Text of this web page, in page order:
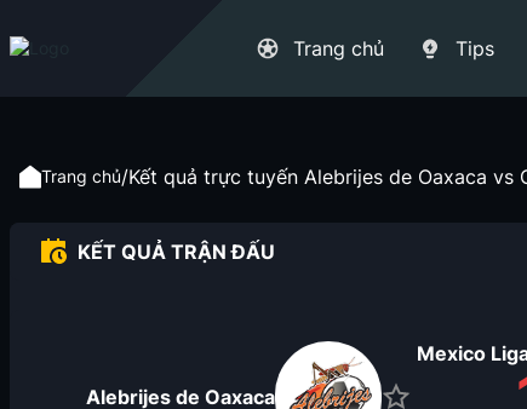
Trang chủ Tips
Trang chủ/Kết quả trực tuyến Alebrijes de Oaxaca vs
KẾT QUẢ TRẬN ĐẤU
Mexico
Alebrijes de Oaxaca